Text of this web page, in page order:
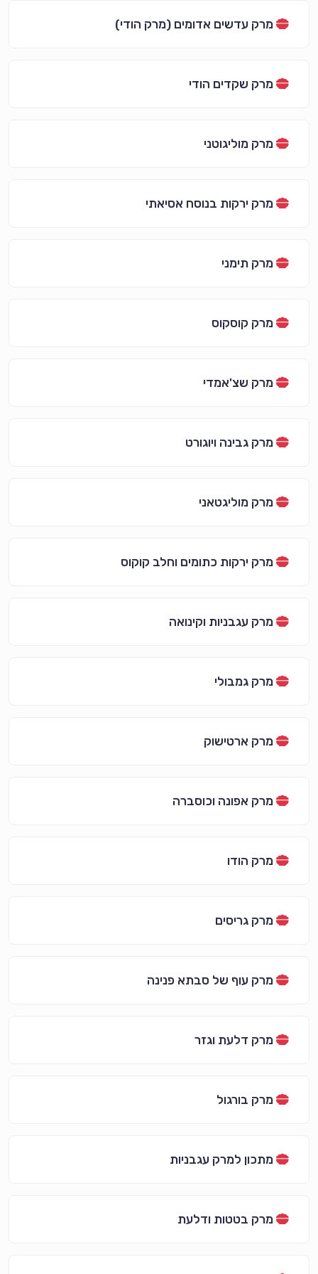
מרק עדשים אדומים (מרק הודי)
מרק שקדים הודי
מרק מוליגוטני
מרק ירקות בנוסח אסיאתי
מרק תימני
מרק קוסקוס
מרק שצ'אמדי
מרק גבינה ויוגורט
מרק מוליגטאני
מרק ירקות כתומים וחלב קוקוס
מרק עגבניות וקינואה
מרק גמבולי
מרק ארטישוק
מרק אפונה וכוסברה
מרק הודו
מרק גריסים
מרק עוף של סבתא פנינה
מרק דלעת וגזר
מרק בורגול
מתכון למרק עגבניות
מרק בטטות ודלעת